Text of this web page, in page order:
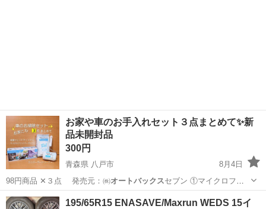
お家や車のお手入れセット３点まとめて✨新
品未開封品
300円
青森県 八戸市
8月4日
98円商品 ✕３点 発売元：㈱オートバックスセブン ①マイクロファ
イバー…
青森 八戸市
195/65R15 ENASAVE/Maxrun WEDS 15イ